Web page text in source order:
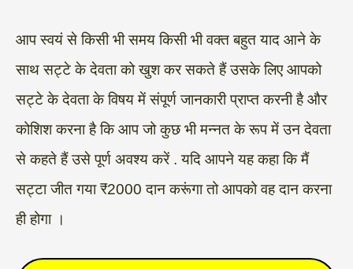
आप स्वयं से किसी भी समय किसी भी वक्त बहुत याद आने के
साथ सट्टे के देवता को खुश कर सकते हैं उसके लिए आपको
सट्टे के देवता के विषय में संपूर्ण जानकारी प्राप्त करनी है और
कोशिश करना है कि आप जो कुछ भी मन्नत के रूप में उन देवता
से कहते हैं उसे पूर्ण अवश्य करें . यदि आपने यह कहा कि मैं
सट्टा जीत गया ₹2000 दान करूंगा तो आपको वह दान करना
ही होगा ।